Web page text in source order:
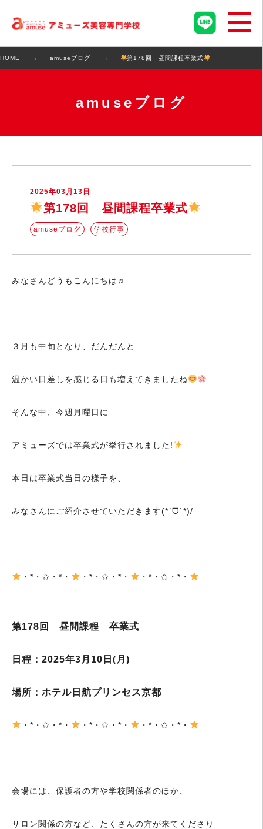
HOME amuseブログ 第178回 昼間課程卒業式
amuseブログ
2025年03月13日
第178回 昼間課程卒業式
amuseブログ 学校行事
みなさんどうもこんにちは♬
３月も中旬となり、だんだんと
温かい日差しを感じる日も増えてきましたね
そんな中、今週月曜日に
アミューズでは卒業式が挙行されました!
本日は卒業式当日の様子を、
みなさんにご紹介させていただきます(*ˊᗜˋ*)/
・*・✩・*・ ・*・✩・*・ ・*・✩・*・
第178回 昼間課程 卒業式
日程：2025年3月10日(月)
場所：ホテル日航プリンセス京都
・*・✩・*・ ・*・✩・*・ ・*・✩・*・
会場には、保護者の方や学校関係者のほか、
サロン関係の方など、たくさんの方が来てくださり